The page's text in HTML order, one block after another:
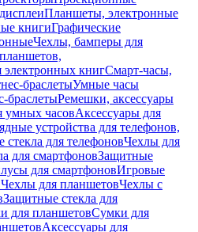
Планшеты, электронные
книгиГрафические
Чехлы, бамперы для
электронных книгСмарт-часы,
браслетыУмные часы
браслетыРемешки, аксессуары
умных часовАксессуары для
устройства для телефонов,
для телефоновЧехлы для
для смартфоновЗащитные
для смартфоновИгровые
Чехлы для планшетовЧехлы с
Защитные стекла для
для планшетовСумки для
Аксессуары для